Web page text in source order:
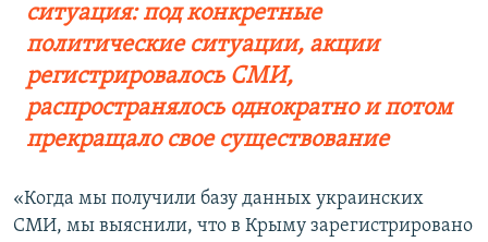
ситуация: под конкретные
политические ситуации, акции
регистрировалось СМИ,
распространялось однократно и потом
прекращало свое существование
«Когда мы получили базу данных украинских
СМИ, мы выяснили, что в Крыму зарегистрировано